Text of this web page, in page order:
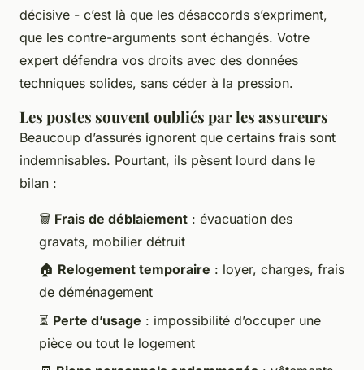
décisive - c’est là que les désaccords s’expriment,
que les contre-arguments sont échangés. Votre
expert défendra vos droits avec des données
techniques solides, sans céder à la pression.
Les postes souvent oubliés par les assureurs
Beaucoup d’assurés ignorent que certains frais sont
indemnisables. Pourtant, ils pèsent lourd dans le
bilan :
🗑️ Frais de déblaiement : évacuation des
gravats, mobilier détruit
🏠 Relogement temporaire : loyer, charges, frais
de déménagement
⏳ Perte d’usage : impossibilité d’occuper une
pièce ou tout le logement